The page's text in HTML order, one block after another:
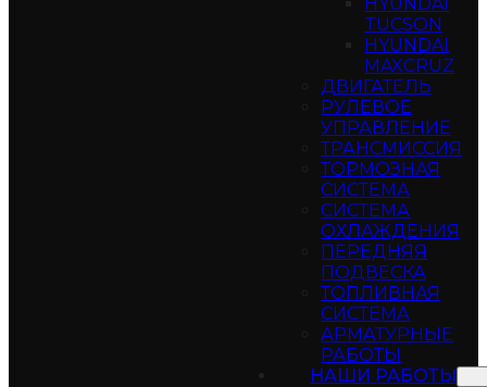
TUCSON
HYUNDAI
MAXCRUZ
ДВИГАТЕЛЬ
РУЛЕВОЕ
УПРАВЛЕНИЕ
ТРАНСМИССИЯ
ТОРМОЗНАЯ
СИСТЕМА
СИСТЕМА
ОХЛАЖДЕНИЯ
ПЕРЕДНЯЯ
ПОДВЕСКА
ТОПЛИВНАЯ
СИСТЕМА
АРМАТУРНЫЕ
РАБОТЫ
НАШИ РАБОТЫ